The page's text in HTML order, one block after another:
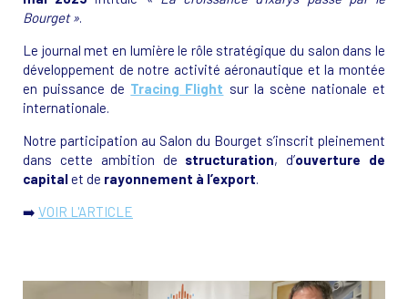
Bourget ».
Le journal met en lumière le rôle stratégique du salon dans le
développement de notre activité aéronautique et la montée
en puissance de Tracing Flight sur la scène nationale et
internationale.
Notre participation au Salon du Bourget s’inscrit pleinement
dans cette ambition de structuration, d’ouverture de
capitalet de rayonnement à l’export.
➡️ VOIR L'ARTICLE